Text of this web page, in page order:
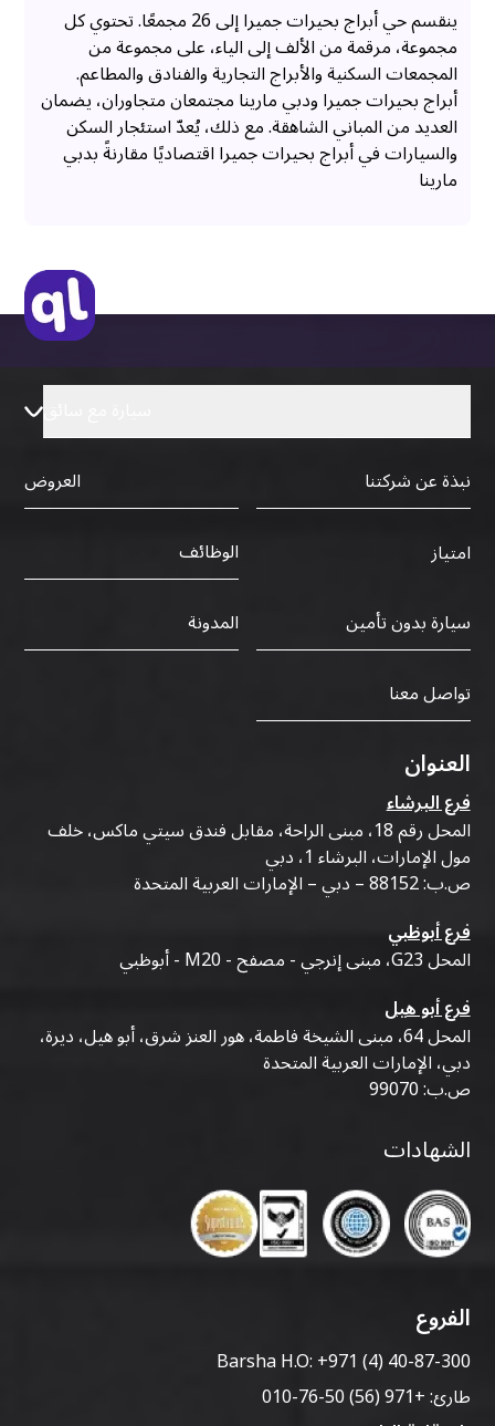
ينقسم حي أبراج بحيرات جميرا إلى 26 مجمعًا. تحتوي كل
مجموعة، مرقمة من الألف إلى الياء، على مجموعة من
المجمعات السكنية والأبراج التجارية والفنادق والمطاعم.
أبراج بحيرات جميرا ودبي مارينا مجتمعان متجاوران، يضمان
العديد من المباني الشاهقة. مع ذلك، يُعدّ استئجار السكن
والسيارات في أبراج بحيرات جميرا اقتصاديًا مقارنةً بدبي
مارينا
نبذة عن شركتنا
العروض
امتياز
الوظائف
سيارة بدون تأمين
المدونة
تواصل معنا
العنوان
فرع البرشاء
المحل رقم 18، مبنى الراحة، مقابل فندق سيتي ماكس، خلف
مول الإمارات، البرشاء 1، دبي
ص.ب: 88152 – دبي – الإمارات العربية المتحدة
فرع أبوظبي
المحل G23، مبنى إنرجي - مصفح - M20 - أبوظبي
فرع أبو هيل
المحل 64، مبنى الشيخة فاطمة، هور العنز شرق، أبو هيل، ديرة،
دبي، الإمارات العربية المتحدة
ص.ب: 99070
الشهادات
الفروع
Barsha H.O:+971 (4) 40-87-300
طارئ:+971 (56) 50-76-010